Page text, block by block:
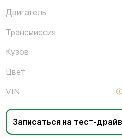
Двигатель
Трансмиссия
Кузов
Цвет
VIN
Записаться на тест-драйв